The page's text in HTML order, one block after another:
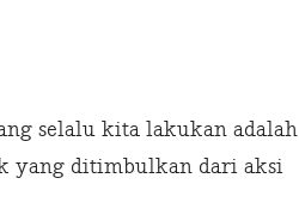
selalu kita lakukan adalah
yang ditimbulkan dari aksi